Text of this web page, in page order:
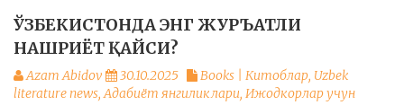
ЎЗБЕКИСТОНДА ЭНГ ЖУРЪАТЛИ
НАШРИЁТ ҚАЙСИ?
Azam Abidov 30.10.2025 Books | Китоблар, Uzbek
literature news,Адабиёт янгиликлари, Ижодкорлар учун